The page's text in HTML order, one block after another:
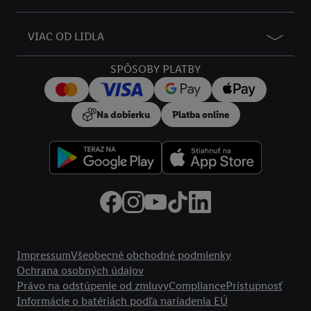
VIAC OD LIDLA
SPÔSOBY PLATBY
Na dobierku Platba online
ImpressumVšeobecné obchodné podmienky
Ochrana osobných údajov
Právo na odstúpenie od zmluvyCompliancePrístupnosť
Informácie o batériách podľa nariadenia EÚ